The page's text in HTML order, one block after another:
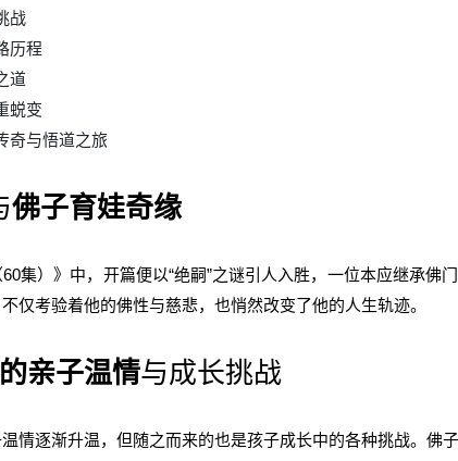
战
历程
道
蜕变
奇与悟道之旅
佛子育娃奇缘
60集）》中，开篇便以“绝嗣”之谜引人入胜，一位本应继承佛
仅考验着他的佛性与慈悲，也悄然改变了他的人生轨迹。
亲子温情与成长挑战
情逐渐升温，但随之而来的也是孩子成长中的各种挑战。佛